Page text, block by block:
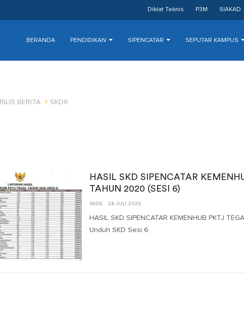
Diklat Teknis P3M SIAKAD
BERANDA PENDIDIKAN SIPENCATAR SEPUTAR KAMPUS
RILIS BERITA SKD6
HASIL SKD SIPENCATAR
TAHUN 2020 (SESI 6)
SKD6 28 JULI 2020
HASIL SKD SIPENCATAR KEMENHUB PKTJ
Unduh SKD Sesi 6